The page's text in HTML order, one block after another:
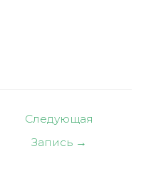
Следующая
Запись →